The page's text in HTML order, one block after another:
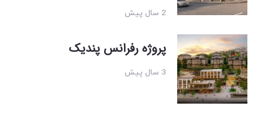
2 سال پیش
پروژه رفرانس پندیک
3 سال پیش